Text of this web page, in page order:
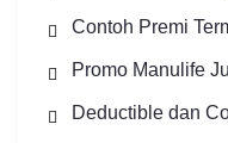
Contoh Premi
Promo Manulife
Deductible dan